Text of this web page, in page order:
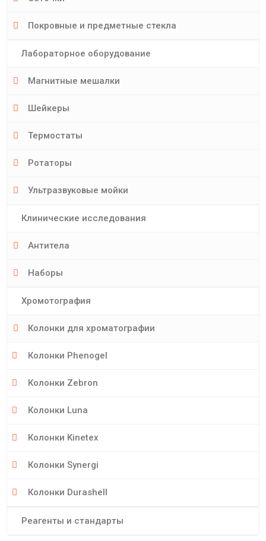
Покровные и предметные стекла
Лабораторное оборудование
Магнитные мешалки
Шейкеры
Термостаты
Ротаторы
Ультразвуковые мойки
Клинические исследования
Антитела
Наборы
Хромотография
Колонки для хроматографии
Колонки Phenogel
Колонки Zebron
Колонки Luna
Колонки Kinetex
Колонки Synergi
Колонки Durashell
Реагенты и стандарты